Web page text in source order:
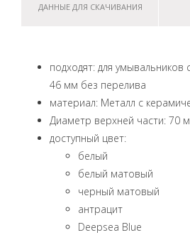
ДАННЫЕ ДЛЯ СКАЧИВАНИЯ
подходят: для
46 мм без перелива
материал: Металл с
Диаметр верхней части: 70
доступный цвет:
белый
белый матовый
черный матовый
aнтрацит
Deepsea Blue